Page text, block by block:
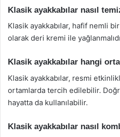
Klasik ayakkabılar nasıl
Klasik ayakkabılar, hafif nemli
olarak deri kremi ile
Klasik ayakkabılar hangi
Klasik ayakkabılar, resmi
ortamlarda tercih edilebilir.
hayatta da kullanılabilir.
Klasik ayakkabılar nasıl